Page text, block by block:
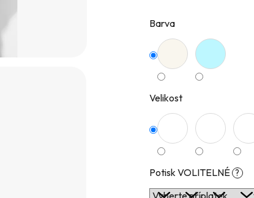
Barva
Velikost
Potisk VOLITELNÉ ?